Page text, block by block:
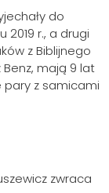
do
2019 r., a drugi
z Biblijnego
Benz, mają 9 lat
pary z samicami
zwraca